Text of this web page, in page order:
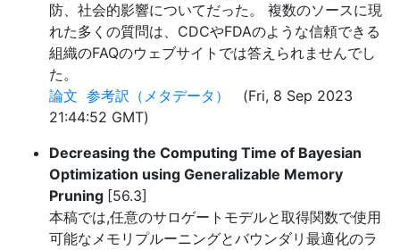
防、社会的影響についてだった。 複数のソースに現
れた多くの質問は、CDCやFDAのような信頼できる
組織のFAQのウェブサイトでは答えられませんでし
た。
論文 参考訳（メタデータ）
(Fri, 8 Sep 2023
21:44:52 GMT)
Decreasing the Computing Time of Bayesian
Optimization using Generalizable Memory
Pruning [56.3]
本稿では,任意のサロゲートモデルと取得関数で使用
可能なメモリプルーニングとバウンダリ最適化のラ